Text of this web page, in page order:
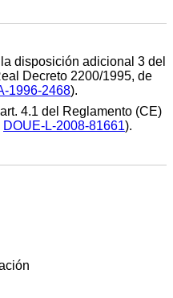
disposición adicional 3 del
Decreto 2200/1995, de
1996-2468).
4.1 del Reglamento (CE)
DOUE-L-2008-81661).